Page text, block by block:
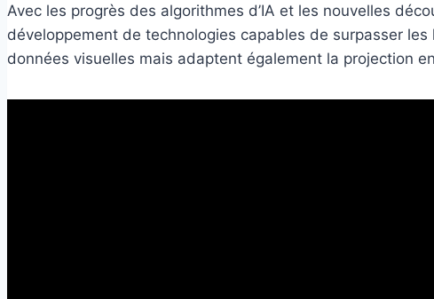
Avec les progrès des algorithmes d’IA et les nouvelles
développement de technologies capables de surpasser
données visuelles mais adaptent également la projection